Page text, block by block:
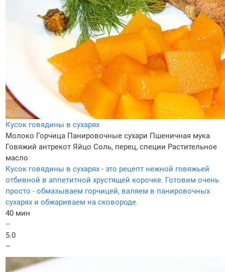
Кусок говядины в сухарях
Молоко Горчица Панировочные сухари Пшеничная мука
Говяжий антрекот Яйцо Соль, перец, специи Растительное
масло
Кусок говядины в сухарях - это рецепт нежной говяжьей
отбивной в аппетитной хрустящей корочке. Готовим очень
просто - обмазываем горчицей, валяем в панировочных
сухарях и обжариваем на сковороде.
40 мин
–
5.0
–